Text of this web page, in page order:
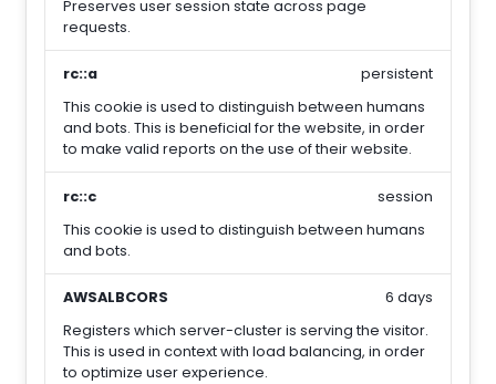
Preserves user session state across page
requests.
rc::a
This cookie is used to distinguish between humans
and bots. This is beneficial for the website, in order
to make valid reports on the use of their website.
persistent
rc::c
This cookie is used to distinguish between humans
and bots.
session
AWSALBCORS
Registers which server-cluster is serving the visitor.
This is used in context with load balancing, in order
to optimize user experience.
6 days